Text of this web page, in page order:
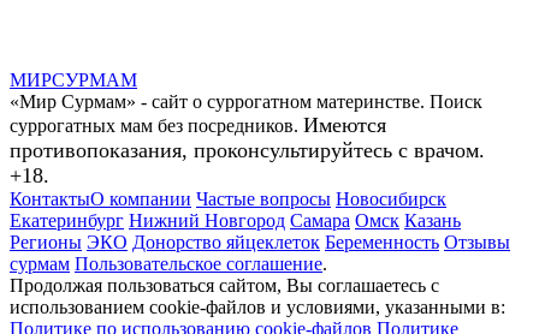
МИРСУРМАМ
«Мир Сурмам» - сайт о суррогатном материнстве. Поиск
суррогатных мам без посредников. Имеются
противопоказания, проконсультируйтесь с врачом.
+18.
КонтактыО компании Частые вопросы Новосибирск
Екатеринбург Нижний Новгород Самара Омск Казань
Регионы ЭКО Донорство яйцеклеток Беременность Отзывы
сурмам Пользовательское соглашение.
Продолжая пользоваться сайтом, Вы соглашаетесь с
использованием cookie-файлов и условиями, указанными в:
Политике по использованию cookie-файлов Политике